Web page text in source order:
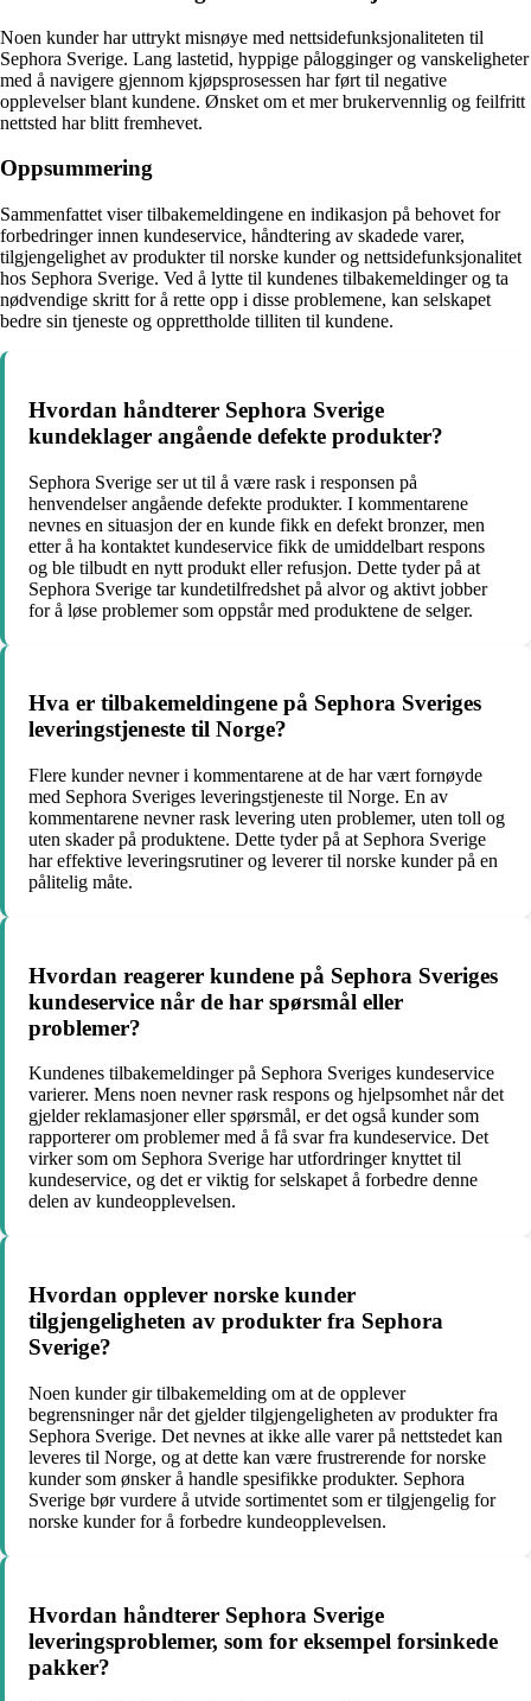
Noen kunder har uttrykt misnøye med nettsidefunksjonaliteten til
Sephora Sverige. Lang lastetid, hyppige pålogginger og vanskeligheter
med å navigere gjennom kjøpsprosessen har ført til negative
opplevelser blant kundene. Ønsket om et mer brukervennlig og feilfritt
nettsted har blitt fremhevet.
Oppsummering
Sammenfattet viser tilbakemeldingene en indikasjon på behovet for
forbedringer innen kundeservice, håndtering av skadede varer,
tilgjengelighet av produkter til norske kunder og nettsidefunksjonalitet
hos Sephora Sverige. Ved å lytte til kundenes tilbakemeldinger og ta
nødvendige skritt for å rette opp i disse problemene, kan selskapet
bedre sin tjeneste og opprettholde tilliten til kundene.
Hvordan håndterer Sephora Sverige
kundeklager angående defekte produkter?
Sephora Sverige ser ut til å være rask i responsen på
henvendelser angående defekte produkter. I kommentarene
nevnes en situasjon der en kunde fikk en defekt bronzer, men
etter å ha kontaktet kundeservice fikk de umiddelbart respons
og ble tilbudt en nytt produkt eller refusjon. Dette tyder på at
Sephora Sverige tar kundetilfredshet på alvor og aktivt jobber
for å løse problemer som oppstår med produktene de selger.
Hva er tilbakemeldingene på Sephora Sveriges
leveringstjeneste til Norge?
Flere kunder nevner i kommentarene at de har vært fornøyde
med Sephora Sveriges leveringstjeneste til Norge. En av
kommentarene nevner rask levering uten problemer, uten toll og
uten skader på produktene. Dette tyder på at Sephora Sverige
har effektive leveringsrutiner og leverer til norske kunder på en
pålitelig måte.
Hvordan reagerer kundene på Sephora Sveriges
kundeservice når de har spørsmål eller
problemer?
Kundenes tilbakemeldinger på Sephora Sveriges kundeservice
varierer. Mens noen nevner rask respons og hjelpsomhet når det
gjelder reklamasjoner eller spørsmål, er det også kunder som
rapporterer om problemer med å få svar fra kundeservice. Det
virker som om Sephora Sverige har utfordringer knyttet til
kundeservice, og det er viktig for selskapet å forbedre denne
delen av kundeopplevelsen.
Hvordan opplever norske kunder
tilgjengeligheten av produkter fra Sephora
Sverige?
Noen kunder gir tilbakemelding om at de opplever
begrensninger når det gjelder tilgjengeligheten av produkter fra
Sephora Sverige. Det nevnes at ikke alle varer på nettstedet kan
leveres til Norge, og at dette kan være frustrerende for norske
kunder som ønsker å handle spesifikke produkter. Sephora
Sverige bør vurdere å utvide sortimentet som er tilgjengelig for
norske kunder for å forbedre kundeopplevelsen.
Hvordan håndterer Sephora Sverige
leveringsproblemer, som for eksempel forsinkede
pakker?